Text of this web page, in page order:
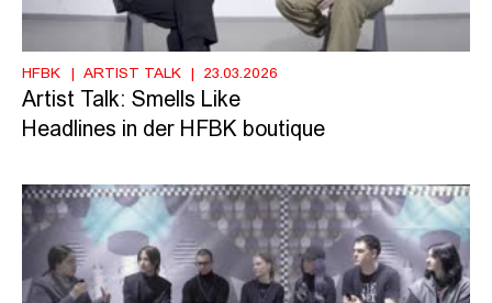
HFBK ARTIST TALK 23.03.2026
Artist Talk: Smells Like
Headlines in der HFBK boutique